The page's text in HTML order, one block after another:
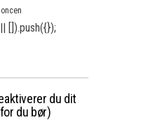
[]).push({});
du dit
du bør)